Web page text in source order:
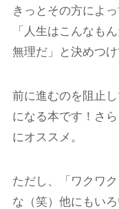
きっとその方によ
「人生はこんなも
無理だ」と決めつ
前に進むのを阻止
になる本です！さ
にオススメ。
ただし、「ワクワ
な（笑）他にもい